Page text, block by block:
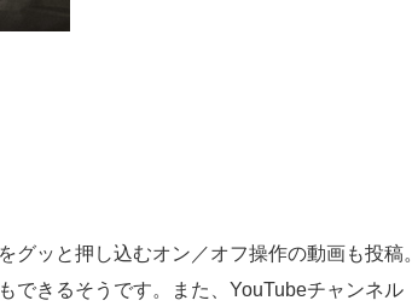
ッと押し込むオン／オフ操作の動画も投稿
できるそうです。また、YouTubeチャンネル